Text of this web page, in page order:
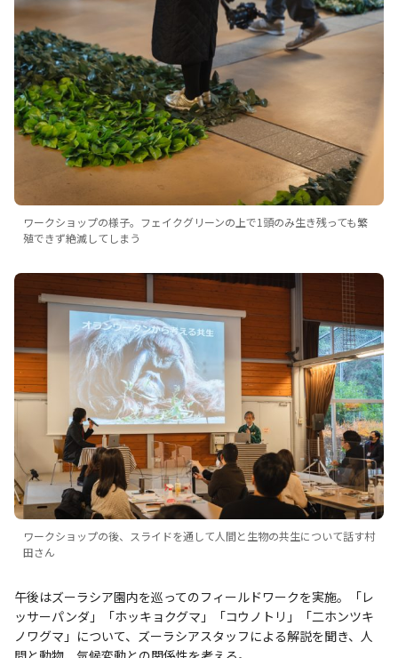
ワークショップの様子。フェイクグリーンの上で1頭のみ生き残っても繁
殖できず絶滅してしまう
ワークショップの後、スライドを通して人間と生物の共生について話す村
田さん
午後はズーラシア園内を巡ってのフィールドワークを実施。「レ
ッサーパンダ」「ホッキョクグマ」「コウノトリ」「二ホンツキ
ノワグマ」について、ズーラシアスタッフによる解説を聞き、人